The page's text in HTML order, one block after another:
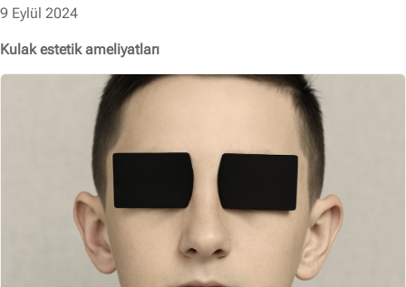
9 Eylül 2024
Kulak estetik ameliyatları